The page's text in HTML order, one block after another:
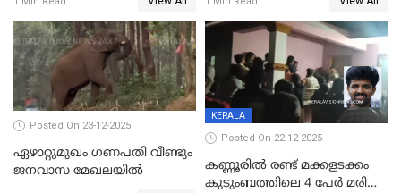
Posted On 23-12-2025
ഏഴാറ്റുമുഖം ഗണപതി വീണ്ടും
ജനവാസ മേഖലയിൽ
KERALA
Posted On 22-12-2025
കണ്ണൂരിൽ രണ്ട് മക്കളടക്കം
കുടുംബത്തിലെ 4 പേർ മരിച്ച